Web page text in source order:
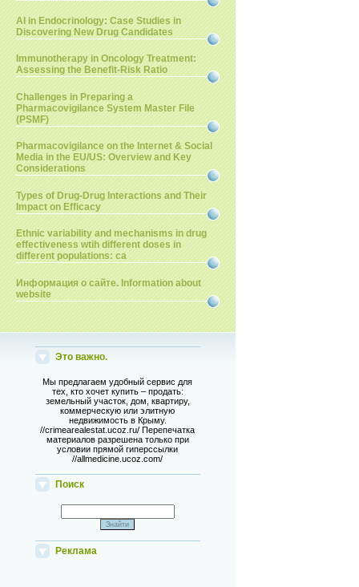
AI in Endocrinology: Case Studies in
Discovering New Drug Candidates
Immunotherapy in Oncology Treatment:
Assessing the Benefit-Risk Ratio
Challenges in Preparing a
Pharmacovigilance System Master File
(PSMF)
Pharmacovigilance on the Internet & Social
Media in the EU/US: Overview and Key
Considerations
Types of Drug-Drug Interactions and Their
Impact on Efficacy
Ethnic variability and mechanisms in drug
effectiveness wtih different doses in
different populations: ca
Информация о сайте. Information about
website
Это важно.
Мы предлагаем удобный сервис для
тех, кто хочет купить – продать:
земельный участок, дом, квартиру,
коммерческую или элитную
недвижимость в Крыму.
//crimearealestat.ucoz.ru/ Перепечатка
материалов разрешена только при
условии прямой гиперссылки
//allmedicine.ucoz.com/
Поиск
Реклама